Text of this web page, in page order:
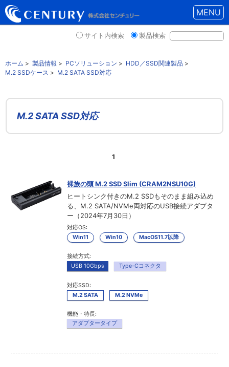
MENU
サイト内検索 製品検索
ホーム > 製品情報 > PCソリューション > HDD／SSD関連製品 >
M.2 SSDケース > M.2 SATA SSD対応
M.2 SATA SSD対応
1
裸族の頭 M.2 SSD Slim (CRAM2NSU10G)
ヒートシンク付きのM.2 SSDもそのまま組み込め
る、M.2 SATA/NVMe両対応のUSB接続アダプタ
ー（2024年7月30日）
対応OS:
Win11
Win10 MacOS11.7以降
接続方式:
USB 10Gbps
Type-Cコネクタ
対応SSD:
M.2 SATA
M.2 NVMe
機能・特長:
アダプタータイプ